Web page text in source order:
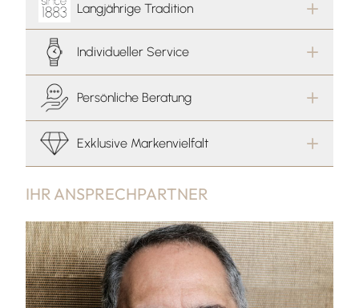
IHR ANSPRECHPARTNER
Langjährige Tradition
Individueller Service
Persönliche Beratung
Exklusive Markenvielfalt